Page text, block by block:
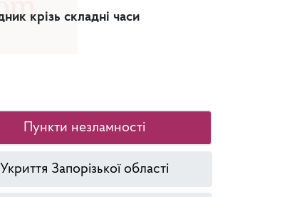
крізь складні часи
Пункти незламності
Укриття Запорізької області